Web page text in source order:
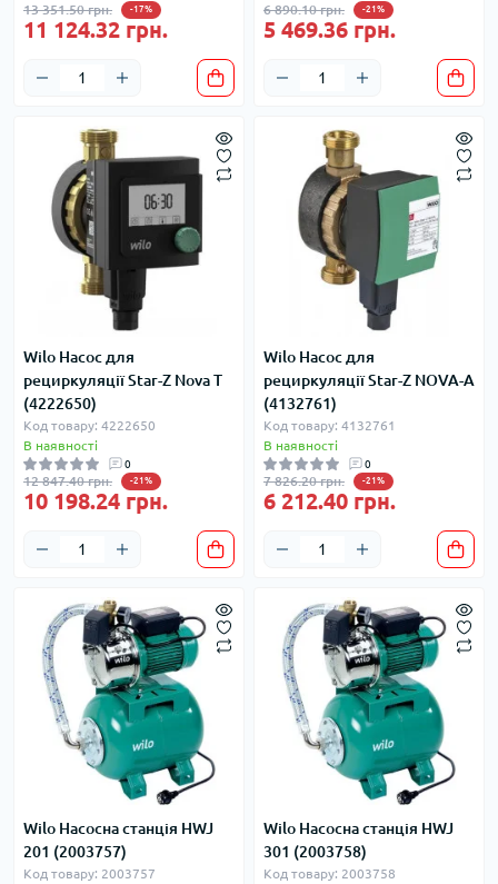
13 351.50 грн. -17%
11 124.32 грн.
6 890.10 грн. -21%
5 469.36 грн.
Wilo Насос для
рециркуляції Star-Z Nova T
(4222650)
Код товару: 4222650
В наявності
0
12 847.40 грн. -21%
10 198.24 грн.
Wilo Насос для
рециркуляції Star-Z NOVA-A
(4132761)
Код товару: 4132761
В наявності
0
7 826.20 грн. -21%
6 212.40 грн.
Wilo Насосна станція HWJ
201 (2003757)
Код товару: 2003757
Wilo Насосна станція HWJ
301 (2003758)
Код товару: 2003758